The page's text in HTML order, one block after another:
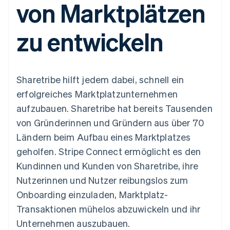
Zugriff auf mehr als
125
Zahlungen vor Ort
Authorization
Autorisierungsraten
Beschleunigter
Bezahlvorgang
Connections
Verbundene
Datensynchronisierung
Product roadmap
Ausblick
Radar
Geldmanagement
Plattformen
SaaS
KI-Unternehmen
Creator Economy
Gaming
Freizeit
Versicherungen
Unterhaltung
Gemeinnützige
Organisationen
Fachdienstleistungen
Öffentlicher Sektor
Einzelhandel
Marktplatz auf
Grundlagen der
Abonnementverwaltung
So setzen Sie
nutzungsbasierte
Karten ausgeben: So
geht´s
Bereitstellung und
Verwaltung von
Diensten mit Agenten
App-Integrationen
Code-Beispiele
Entwickler-Blog
API-Status
Produkt-Roadmap
Stripe Sessions
Karriere
Newsroom
Stripe Press
Kontakt
Sales-Team
kontaktieren
Partner werden
von Marktplätzen
zu entwickeln
Sharetribe hilft jedem dabei, schnell ein
erfolgreiches Marktplatzunternehmen
aufzubauen. Sharetribe hat bereits Tausenden
von Gründerinnen und Gründern aus über 70
Ländern beim Aufbau eines Marktplatzes
geholfen. Stripe Connect ermöglicht es den
Kundinnen und Kunden von Sharetribe, ihre
Nutzerinnen und Nutzer reibungslos zum
Onboarding einzuladen, Marktplatz-
Transaktionen mühelos abzuwickeln und ihr
Unternehmen auszubauen.